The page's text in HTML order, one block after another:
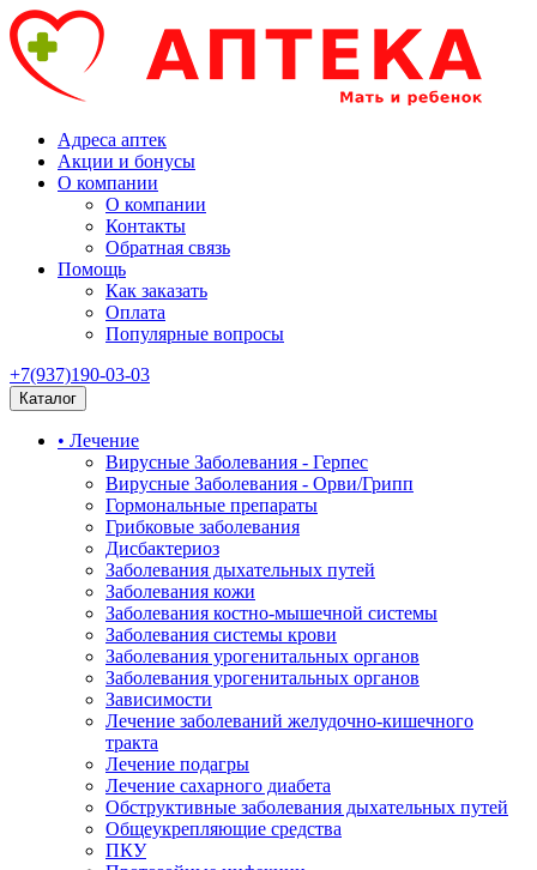
Адреса аптек
Акции и бонусы
О компании
О компании
Контакты
Обратная связь
Помощь
Как заказать
Оплата
Популярные вопросы
+7(937)190-03-03
Каталог
• Лечение
Вирусные Заболевания - Герпес
Вирусные Заболевания - Орви/Грипп
Гормональные препараты
Грибковые заболевания
Дисбактериоз
Заболевания дыхательных путей
Заболевания кожи
Заболевания костно-мышечной системы
Заболевания системы крови
Заболевания урогенитальных органов
Заболевания урогенитальных органов
Зависимости
Лечение заболеваний желудочно-кишечного
тракта
Лечение подагры
Лечение сахарного диабета
Обструктивные заболевания дыхательных путей
Общеукрепляющие средства
ПКУ